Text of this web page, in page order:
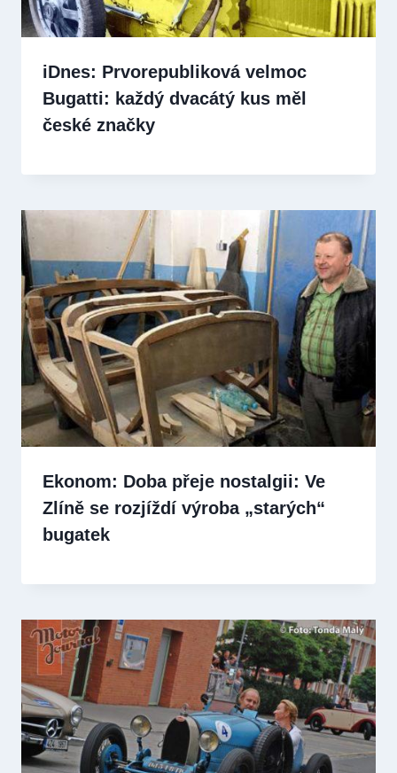
iDnes: Prvorepubliková velmoc
Bugatti: každý dvacátý kus měl
české značky
Ekonom: Doba přeje nostalgii: Ve
Zlíně se rozjíždí výroba „starých“
bugatek